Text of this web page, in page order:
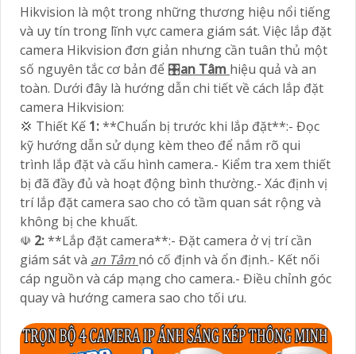
Hikvision là một trong những thương hiệu nổi tiếng
và uy tín trong lĩnh vực camera giám sát. Việc lắp đặt
camera Hikvision đơn giản nhưng cần tuân thủ một
số nguyên tắc cơ bản để 🎛an Tâm hiệu quả và an
toàn. Dưới đây là hướng dẫn chi tiết về cách lắp đặt
camera Hikvision:
💢 Thiết Kế 1:**Chuẩn bị trước khi lắp đặt**:- Đọc
kỹ hướng dẫn sử dụng kèm theo để nắm rõ qui
trình lắp đặt và cấu hình camera.- Kiểm tra xem thiết
bị đã đầy đủ và hoạt động bình thường.- Xác định vị
trí lắp đặt camera sao cho có tầm quan sát rộng và
không bị che khuất.
☫ 2:**Lắp đặt camera**:- Đặt camera ở vị trí cần
giám sát và an Tâm nó cố định và ổn định.- Kết nối
cáp nguồn và cáp mạng cho camera.- Điều chỉnh góc
quay và hướng camera sao cho tối ưu.